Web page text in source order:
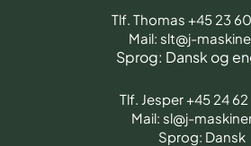
Tlf. Thomas +45 23
Mail: slt@j-
Sprog: Dansk og
Tlf. Jesper +45 24 62
Mail: sl@j-
Sprog: Dansk